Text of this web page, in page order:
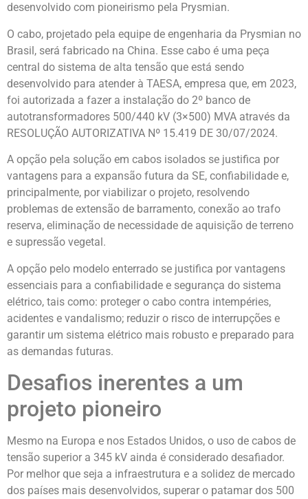
desenvolvido com pioneirismo pela Prysmian.
O cabo, projetado pela equipe de engenharia da Prysmian no
Brasil, será fabricado na China. Esse cabo é uma peça
central do sistema de alta tensão que está sendo
desenvolvido para atender à TAESA, empresa que, em 2023,
foi autorizada a fazer a instalação do 2º banco de
autotransformadores 500/440 kV (3×500) MVA através da
RESOLUÇÃO AUTORIZATIVA Nº 15.419 DE 30/07/2024.
A opção pela solução em cabos isolados se justifica por
vantagens para a expansão futura da SE, confiabilidade e,
principalmente, por viabilizar o projeto, resolvendo
problemas de extensão de barramento, conexão ao trafo
reserva, eliminação de necessidade de aquisição de terreno
e supressão vegetal.
A opção pelo modelo enterrado se justifica por vantagens
essenciais para a confiabilidade e segurança do sistema
elétrico, tais como: proteger o cabo contra intempéries,
acidentes e vandalismo; reduzir o risco de interrupções e
garantir um sistema elétrico mais robusto e preparado para
as demandas futuras.
Desafios inerentes a um
projeto pioneiro
Mesmo na Europa e nos Estados Unidos, o uso de cabos de
tensão superior a 345 kV ainda é considerado desafiador.
Por melhor que seja a infraestrutura e a solidez de mercado
dos países mais desenvolvidos, superar o patamar dos 500